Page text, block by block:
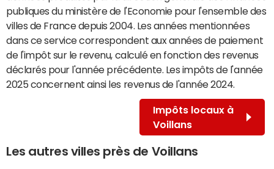
publiques du ministère de l'Economie pour l'ensemble des
villes de France depuis 2004. Les années mentionnées
dans ce service correspondent aux années de paiement
de l'impôt sur le revenu, calculé en fonction des revenus
déclarés pour l'année précédente. Les impôts de l'année
2025 concernent ainsi les revenus de l'année 2024.
Impôts locaux à
Voillans
Les autres villes près de Voillans